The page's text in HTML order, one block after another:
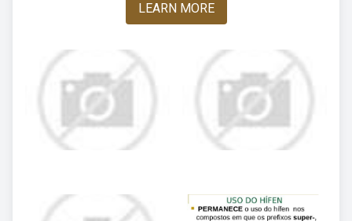
LEARN MORE